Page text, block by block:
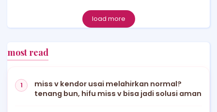
load more
most read
miss v kendor usai melahirkan normal?
tenang bun, hifu miss v bisa jadi solusi aman